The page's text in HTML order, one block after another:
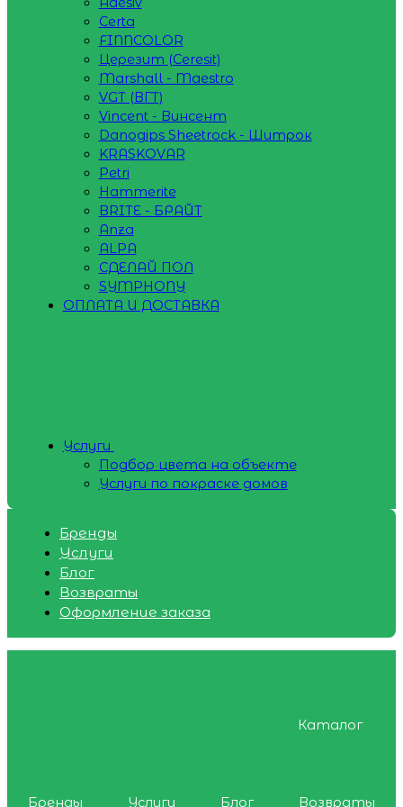
Certa
FINNCOLOR
Церезит (Ceresit)
Marshall - Maestro
VGT (ВГТ)
Vincent - Винсент
Danogips Sheetrock - Шитрок
KRASKOVAR
Petri
Hammerite
BRITE - БРАЙТ
Anza
ALPA
СДЕЛАЙ ПОЛ
SYMPHONY
ОПЛАТА И ДОСТАВКА
Услуги
Подбор цвета на объекте
Услуги по покраске домов
Бренды
Услуги
Блог
Возвраты
Оформление заказа
Каталог
Бренды Услуги Блог
Возвраты